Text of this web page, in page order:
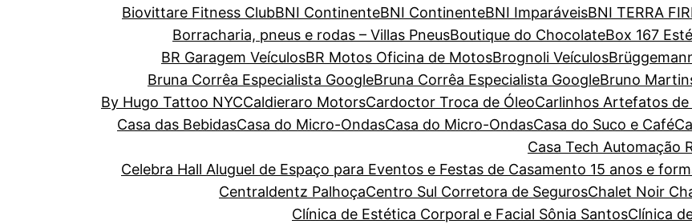
Biovittare Fitness ClubBNI ContinenteBNI ContinenteBNI ImparáveisBNI TERRA
Borracharia, pneus e rodas – Villas PneusBoutique do ChocolateBox 167
BR Garagem VeículosBR Motos Oficina de MotosBrognoli Veículos
Bruna Corrêa Especialista GoogleBruna Corrêa Especialista GoogleBruno
By Hugo Tattoo NYCCaldieraro MotorsCardoctor Troca de ÓleoCarlinhos Artefatos
Casa das BebidasCasa do Micro-OndasCasa do Micro-OndasCasa do Suco e Café
Casa Tech Automação
Celebra Hall Aluguel de Espaço para Eventos e Festas de Casamento 15 anos e
Centraldentz PalhoçaCentro Sul Corretora de SegurosChalet Noir
Clínica de Estética Corporal e Facial Sônia SantosClínica